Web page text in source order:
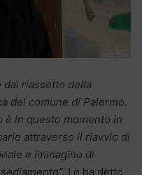
dal riassetto della
del comune di Palermo.
è in questo momento in
attraverso il riavvio di
e immagino di
Lo ha detto